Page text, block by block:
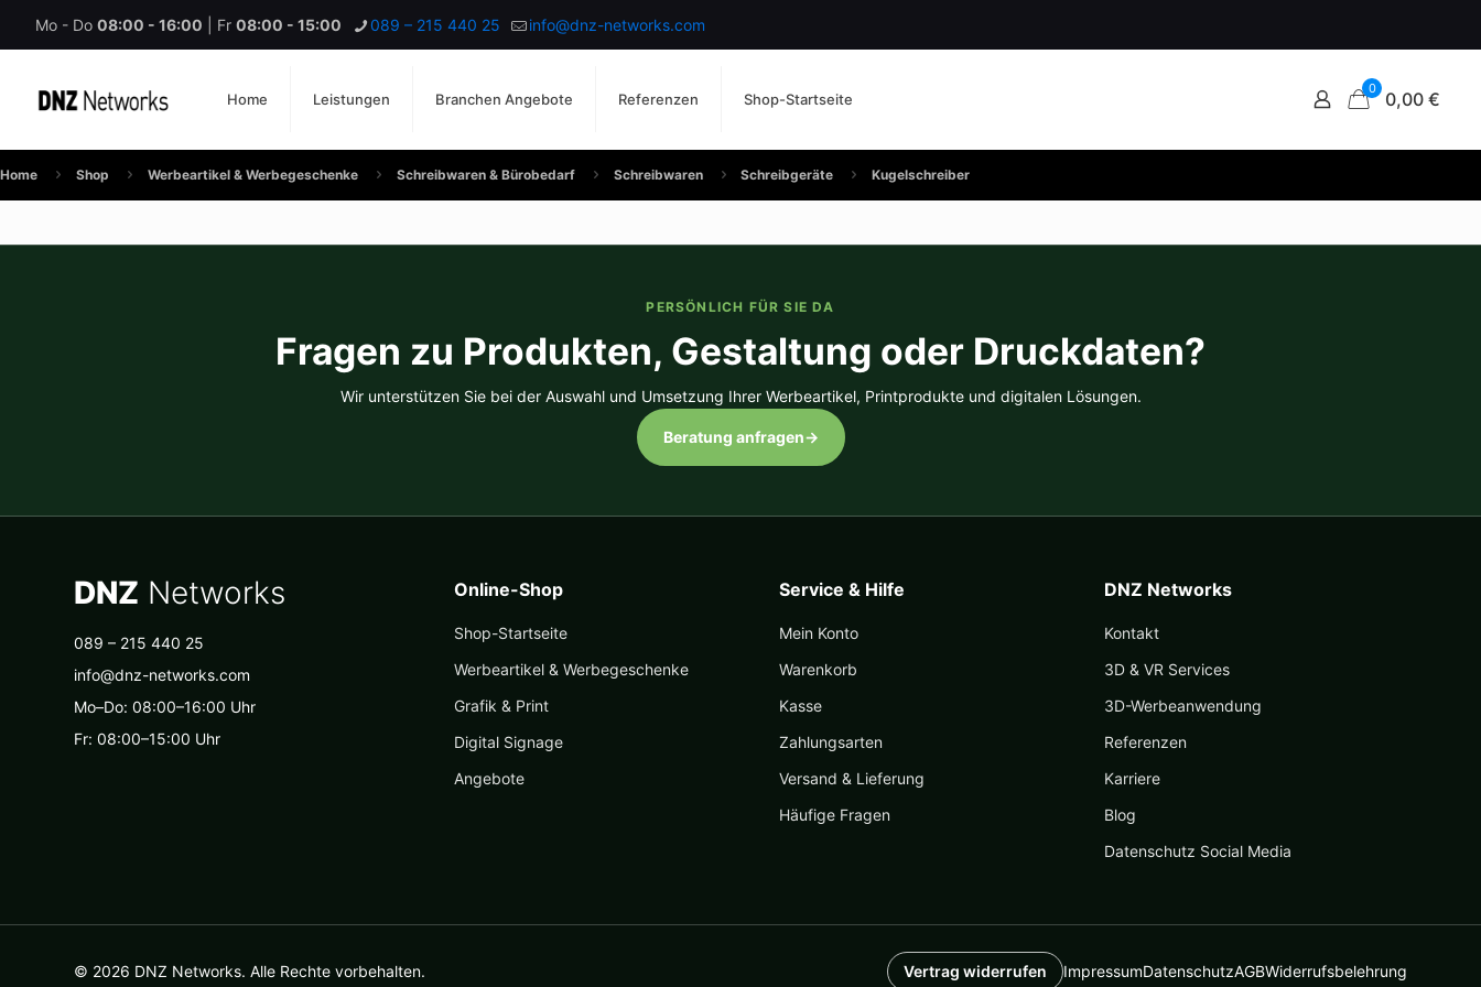
Mo - Do 08:00 - 16:00 | Fr 08:00 - 15:00 089 – 215 440 25 info@dnz-networks.com
Home Leistungen Branchen Angebote Referenzen Shop-Startseite
0 0,00 €
Home Shop Werbeartikel & Werbegeschenke Schreibwaren & Bürobedarf Schreibwaren Schreibgeräte Kugelschreiber
PERSÖNLICH FÜR SIE DA
Fragen zu Produkten, Gestaltung oder Druckdaten?
Wir unterstützen Sie bei der Auswahl und Umsetzung Ihrer Werbeartikel, Printprodukte und digitalen Lösungen.
Beratung anfragen→
DNZ Networks
089 – 215 440 25
info@dnz-networks.com
Mo–Do: 08:00–16:00 Uhr
Fr: 08:00–15:00 Uhr
Online-Shop
Shop-Startseite
Werbeartikel & Werbegeschenke
Grafik & Print
Digital Signage
Angebote
Service & Hilfe
Mein Konto
Warenkorb
Kasse
Zahlungsarten
Versand & Lieferung
Häufige Fragen
DNZ Networks
Kontakt
3D & VR Services
3D-Werbeanwendung
Referenzen
Karriere
Blog
Datenschutz Social Media
© 2026 DNZ Networks. Alle Rechte vorbehalten. Vertrag widerrufen ImpressumDatenschutzAGBWiderrufsbelehrung